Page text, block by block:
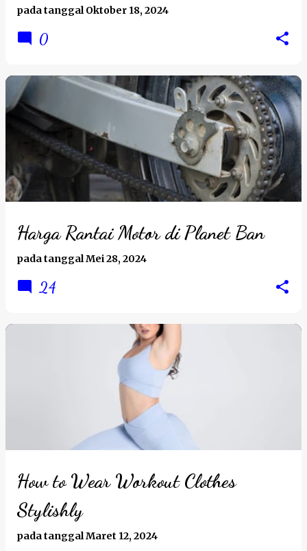
pada tanggalOktober 18, 2024
0
Harga Rantai Motor di Planet Ban
pada tanggalMei 28, 2024
24
How to Wear Workout Clothes
Stylishly
pada tanggalMaret 12, 2024